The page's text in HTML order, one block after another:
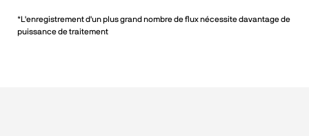
*L'enregistrement d'un plus grand nombre de flux nécessite davantage de
puissance de traitement